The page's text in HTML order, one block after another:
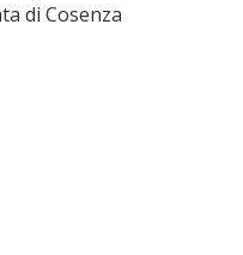
di Cosenza